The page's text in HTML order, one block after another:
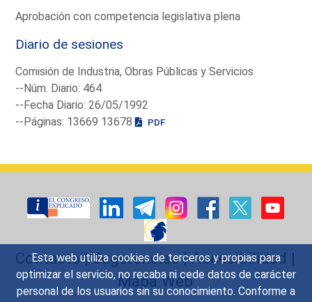
Esta web utiliza cookies de terceros y propias para
optimizar el servicio, no recaba ni cede datos de carácter
personal de los usuarios sin su conocimiento. Conforme a
Aprobación con competencia legislativa plena
Diario de sesiones
Comisión de Industria, Obras Públicas y Servicios
--Núm. Diario: 464
--Fecha Diario: 26/05/1992
--Páginas: 13669 13678
PDF
Contacto|Sugerencias|Accesibilidad |
Mapa Web